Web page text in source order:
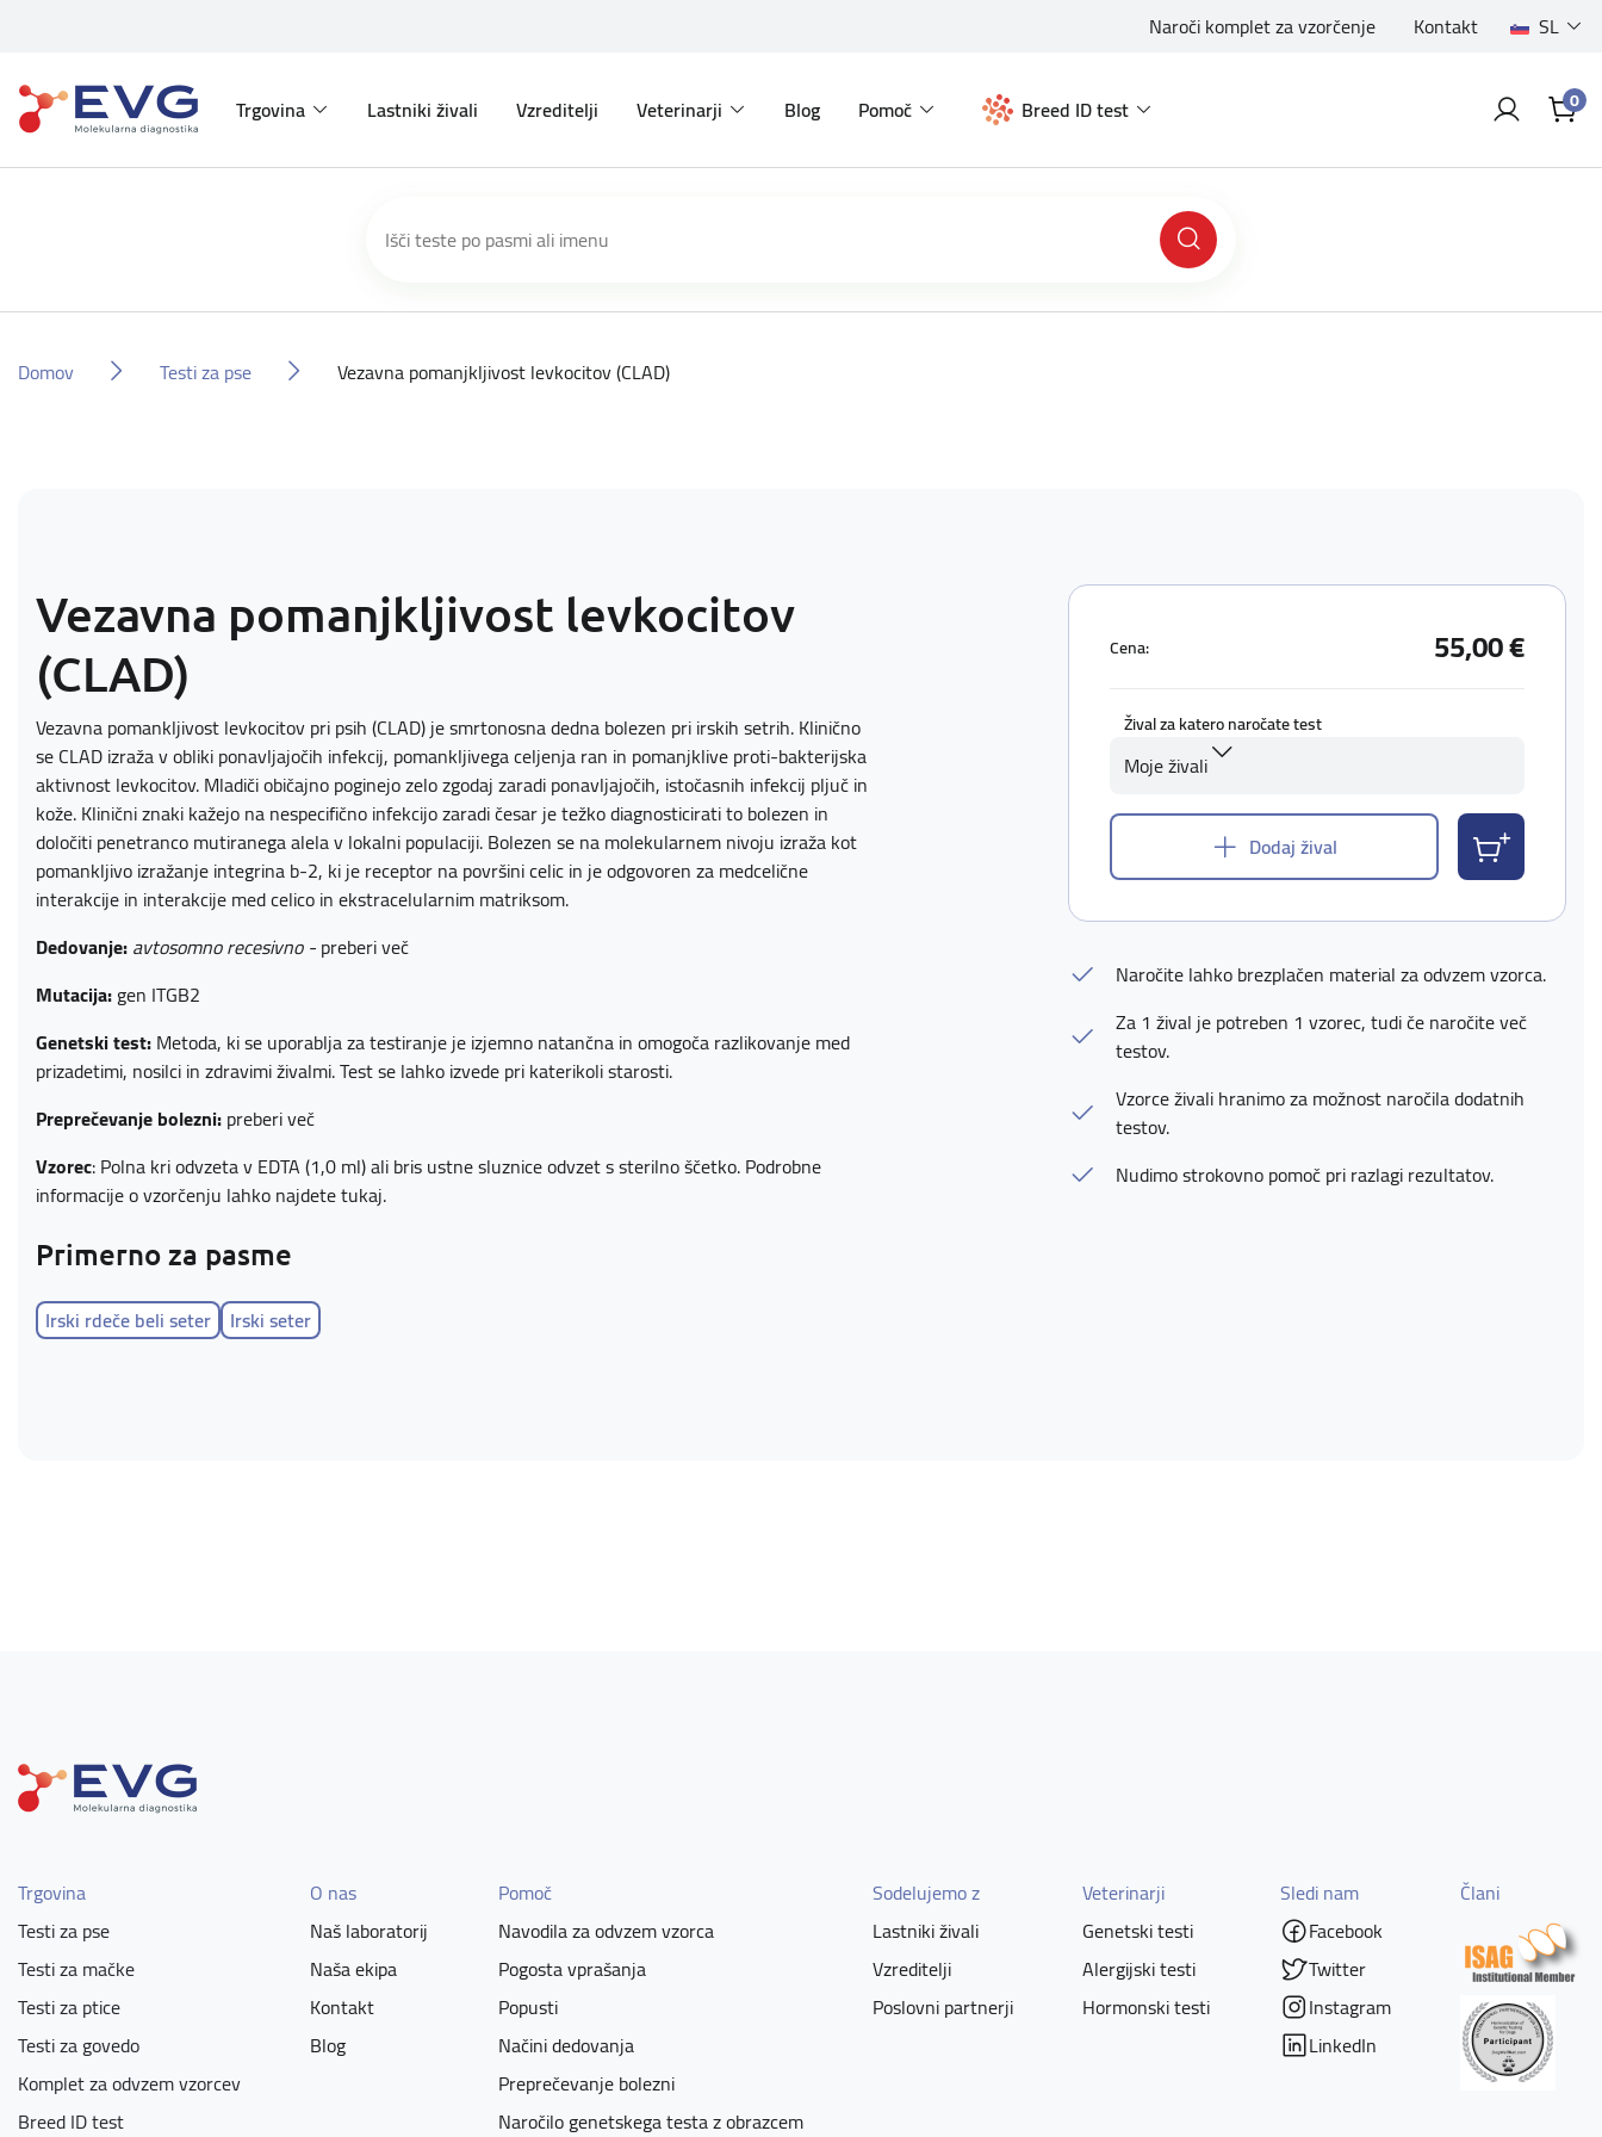
Naroči komplet za vzorčenje Kontakt SL
Trgovina Lastniki živali Vzreditelji Veterinarji Blog Pomoč Breed ID test 0
Domov Testi za pse Vezavna pomanjkljivost levkocitov (CLAD)
Vezavna pomanjkljivost levkocitov
(CLAD)
Vezavna pomankljivost levkocitov pri psih (CLAD) je smrtonosna dedna bolezen pri irskih setrih. Klinično
se CLAD izraža v obliki ponavljajočih infekcij, pomankljivega celjenja ran in pomanjklive proti-bakterijska
aktivnost levkocitov. Mladiči običajno poginejo zelo zgodaj zaradi ponavljajočih, istočasnih infekcij pljuč in
kože. Klinični znaki kažejo na nespecifično infekcijo zaradi česar je težko diagnosticirati to bolezen in
določiti penetranco mutiranega alela v lokalni populaciji. Bolezen se na molekularnem nivoju izraža kot
pomankljivo izražanje integrina b-2, ki je receptor na površini celic in je odgovoren za medcelične
interakcije in interakcije med celico in ekstracelularnim matriksom.
Dedovanje:avtosomno recesivno -preberi več
Mutacija:gen ITGB2
Genetski test:Metoda, ki se uporablja za testiranje je izjemno natančna in omogoča razlikovanje med
prizadetimi, nosilci in zdravimi živalmi. Test se lahko izvede pri katerikoli starosti.
Preprečevanje bolezni:preberi več
Vzorec: Polna kri odvzeta v EDTA (1,0 ml) ali bris ustne sluznice odvzet s sterilno ščetko. Podrobne
informacije o vzorčenju lahko najdetetukaj.
Cena: 55,00 €
Žival za katero naročate test
Moje živali
Dodaj žival
Naročite lahko brezplačen material za odvzem vzorca.
Za 1 žival je potreben 1 vzorec, tudi če naročite več
testov.
Vzorce živali hranimo za možnost naročila dodatnih
testov.
Nudimo strokovno pomoč pri razlagi rezultatov.
Primerno za pasme
Irski rdeče beli seter Irski seter
Trgovina
Testi za pse
Testi za mačke
Testi za ptice
Testi za govedo
Komplet za odvzem vzorcev
Breed ID test
O nas
Naš laboratorij
Naša ekipa
Kontakt
Blog
Pomoč
Navodila za odvzem vzorca
Pogosta vprašanja
Popusti
Načini dedovanja
Preprečevanje bolezni
Naročilo genetskega testa z obrazcem
Sodelujemo z
Lastniki živali
Vzreditelji
Poslovni partnerji
Veterinarji
Genetski testi
Alergijski testi
Hormonski testi
Sledi nam
Facebook
Twitter
Instagram
LinkedIn
Člani